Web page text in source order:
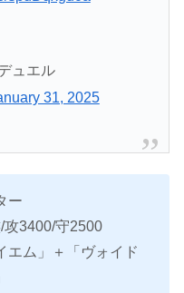
ュエル
31, 2025
ー
攻3400/守2500
エム」＋「ヴォイド